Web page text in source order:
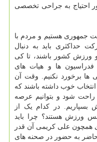
احتیاج به جراحی تخصصی
جمهوری هستیم و مردم با
حداکثری باید به دنبال
و ورزش کشور باشند، تا کی
فدراسیون ها و هیات های
ها برخورد نکنیم. وقت آن
خوب داشته باشند که
راحت شود و بتوانیم عرصه
در کدام یک از
ورزش هستند؟ چرا باید
همچون علی کریمی آن قدر
حاضر به حضور در صحنه های